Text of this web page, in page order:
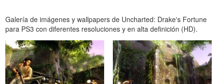
Galería de imágenes y wallpapers de Uncharted: Drake's Fortune
para PS3 con diferentes resoluciones y en alta definición (HD).